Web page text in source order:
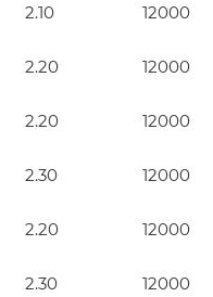
2.10 12000
2.20 12000
2.20 12000
2.30 12000
2.20 12000
2.30 12000